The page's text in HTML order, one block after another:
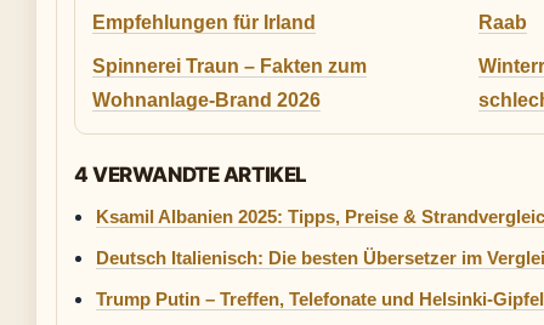
Empfehlungen für Irland
Raab
Spinnerei Traun – Fakten zum
Wohnanlage-Brand 2026
4 VERWANDTE ARTIKEL
Ksamil Albanien 2025: Tipps, Preise &
Deutsch Italienisch: Die besten Übersetzer im
Trump Putin – Treffen, Telefonate und Helsinki-Gipfel